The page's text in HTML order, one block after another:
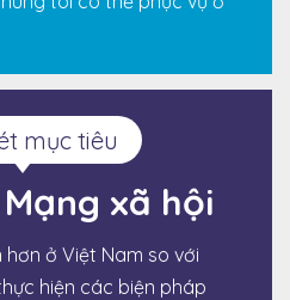
mục tiêu
xã hội
ở Việt Nam so với
hiện các biện pháp